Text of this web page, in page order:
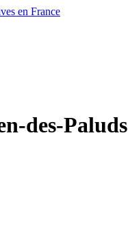
en France
des-Paluds